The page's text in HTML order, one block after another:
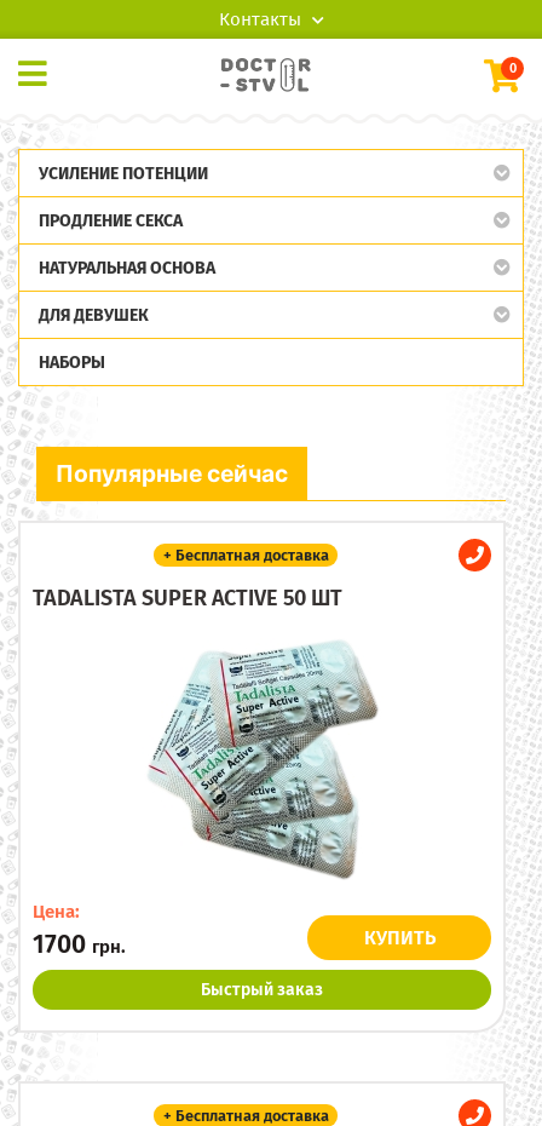
Контакты
0
УСИЛЕНИЕ ПОТЕНЦИИ
ПРОДЛЕНИЕ СЕКСА
НАТУРАЛЬНАЯ ОСНОВА
ДЛЯ ДЕВУШЕК
НАБОРЫ
Популярные сейчас
+ Бесплатная доставка
TADALISTA SUPER ACTIVE 50 ШТ
Цена:
1700 грн. КУПИТЬ
Быстрый заказ
+ Бесплатная доставка